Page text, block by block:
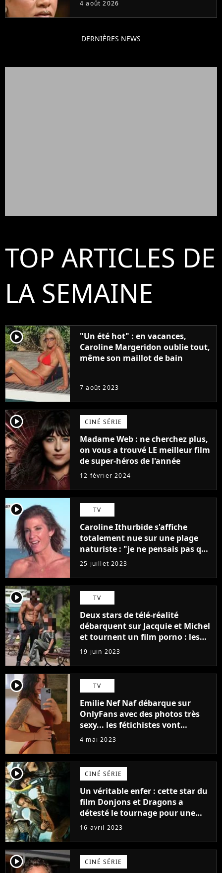
4 août 2026
DERNIÈRES NEWS
TOP ARTICLES DE
LA SEMAINE
player2
"Un été hot" : en vacances,
Caroline Margeridon oublie tout,
même son maillot de bain
7 août 2023
player2 CINÉ SÉRIE
Madame Web : ne cherchez plus,
on vous a trouvé LE meilleur film
de super-héros de l'année
12 février 2024
player2 TV
Caroline Ithurbide s'affiche
totalement nue sur une plage
naturiste : "je ne pensais pas que
j'arriverais à le faire..."
25 juillet 2023
player2 TV
Deux stars de télé-réalité
débarquent sur Jacquie et Michel
et tournent un film porno : les
premières images du tournage
(exclu)
19 juin 2023
player2 TV
Emilie Nef Naf débarque sur
OnlyFans avec des photos très
sexy... les fétichistes vont
prendre leur pied !
4 mai 2023
player2 CINÉ SÉRIE
Un véritable enfer : cette star du
film Donjons et Dragons a
détesté le tournage pour une
raison très spéciale
16 avril 2023
player2 CINÉ SÉRIE